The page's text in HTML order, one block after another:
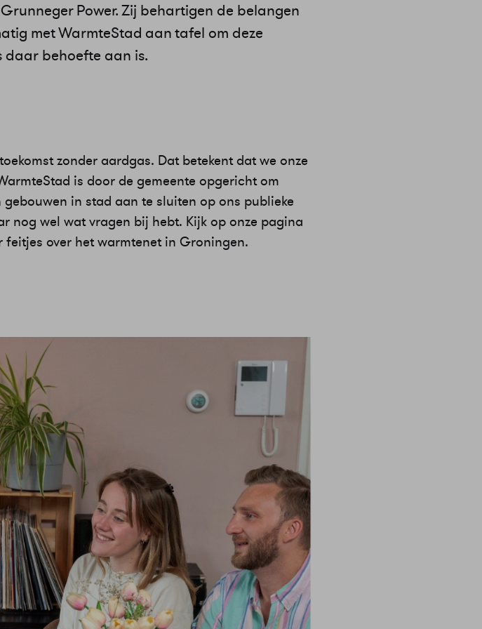
Power. Zij behartigen de belangen
met WarmteStad aan tafel om deze
behoefte aan is.
zonder aardgas. Dat betekent dat we onze
is door de gemeente opgericht om
in stad aan te sluiten op ons publieke
nog wel wat vragen bij hebt. Kijk op onze pagina
feitjes over het warmtenet in Groningen.